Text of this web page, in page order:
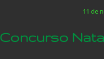
11 de
Concurso